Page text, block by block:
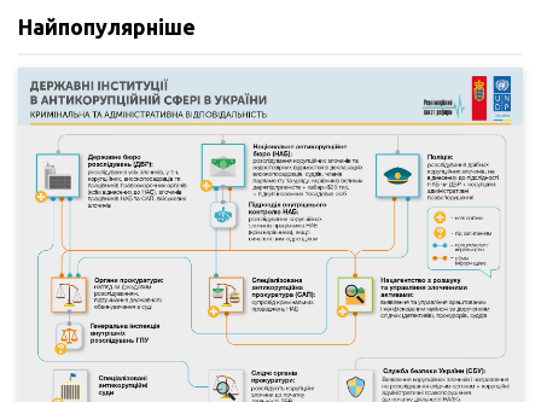
Найпопулярніше